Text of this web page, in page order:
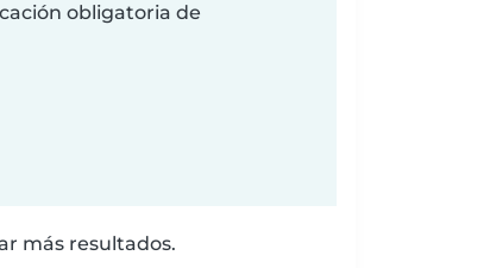
obligatoria de
más resultados.